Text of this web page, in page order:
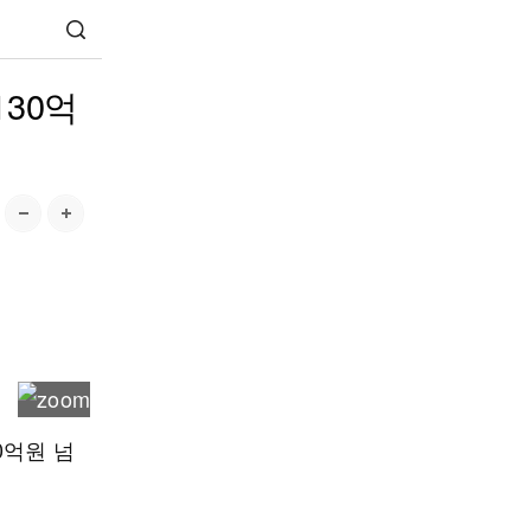
억
원 넘